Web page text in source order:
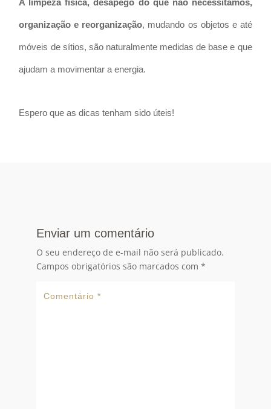
organização e reorganização, mudando os objetos e até
móveis de sítios, são naturalmente medidas de base e que
ajudam a movimentar a energia.
Espero que as dicas tenham sido úteis!
Enviar um comentário
O seu endereço de e-mail não será publicado.
Campos obrigatórios são marcados com*